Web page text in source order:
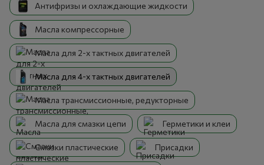
Антифризы и охлаждающие жидкости
Масла компрессорные
Масла для 2-х тактных двигателей
Масла для 4-х тактных двигателей
Масла трансмиссионные, редукторные
Масла для смазки цепи Герметики и клеи
Смазки пластические Присадки